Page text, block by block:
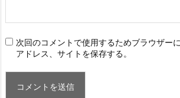
次回のコメントで使用するためブラウザー
アドレス、サイトを保存する。